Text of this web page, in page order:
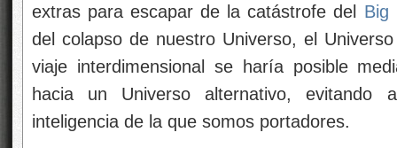
extras para escapar de la catástrofe del Big
del colapso de nuestro Universo, el
viaje interdimensional se haría posible
hacia un Universo alternativo,
inteligencia de la que somos portadores.